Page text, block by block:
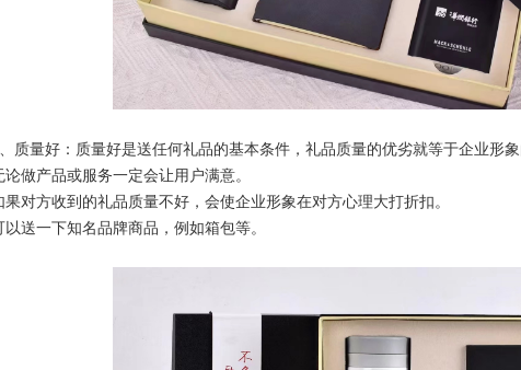
质量好：质量好是送任何礼品的基本条件，礼品质量的优劣就等于企业形
论做产品或服务一定会让用户满意。
果对方收到的礼品质量不好，会使企业形象在对方心理大打折扣。
以送一下知名品牌商品，例如箱包等。